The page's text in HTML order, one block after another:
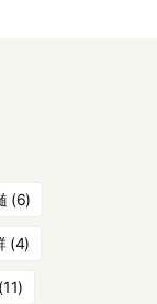
(6)
(4)
(11)